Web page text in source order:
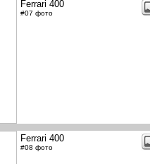
Ferrari 400
#07 фото
Ferrari 400
#08 фото